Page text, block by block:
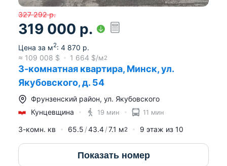
327 292 р.
319 000 р.
Цена за м2: 4 870 р.
≈ 109 008 $ 1 664 $/м2
3-комнатная квартира, Минск, ул.
Якубовского, д. 54
Фрунзенский район, ул. Якубовского
Кунцевщина
19 мин 11 мин
3-комн. кв 65.5 43.4 7.1 м2 9 этаж из 10
Показать номер